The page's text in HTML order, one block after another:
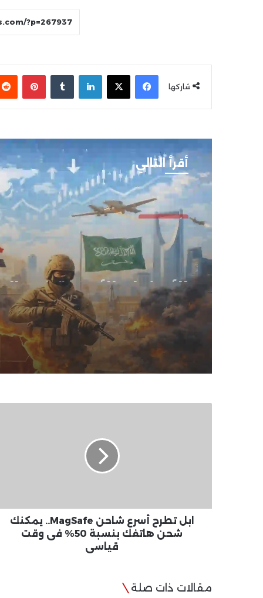
شاركها
فيسبوك
‫X لينكدإن
أقرأ التالي
أخبار العرب
فبراير 22, 2026
الأوضاع الأمنية في
العربي .. تطورات
وتحركات رسمية
بنسبة
ابل تطرح أسرع شاحن MagSafe.. يمكنك
شحن هاتفك بنسبة 50% فى وقت
قياسى
مقالات ذات صلة